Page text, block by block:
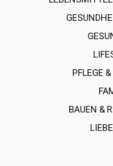
PFLEGE
BAUEN &